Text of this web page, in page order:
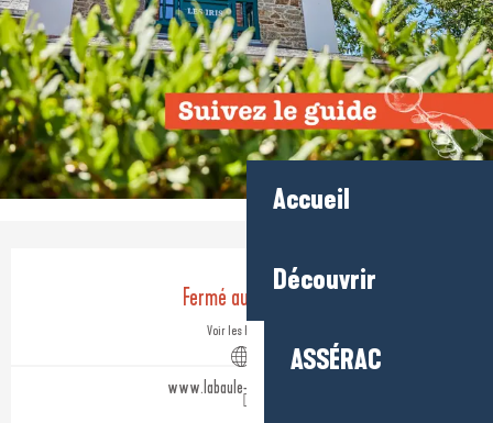
Accueil
Découvrir
ASSÉRAC
Ouverture et coordonnées
Fermé aujourd'hui
Voir les horaires
www.labaule-guerande.com